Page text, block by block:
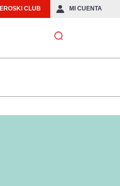
EROSKI CLUB MI CUENTA